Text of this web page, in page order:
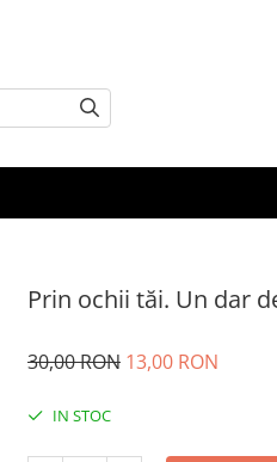
Prin ochii tăi. Un dar
30,00 RON 13,00 RON
IN STOC